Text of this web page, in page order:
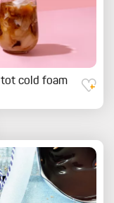
tot cold foam